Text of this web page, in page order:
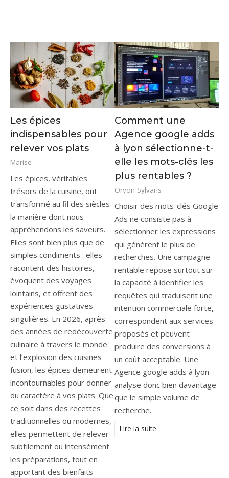
Les épices
indispensables pour
relever vos plats
Marise
Les épices, véritables
trésors de la cuisine, ont
transformé au fil des siècles
la manière dont nous
appréhendons les saveurs.
Elles sont bien plus que de
simples condiments : elles
racontent des histoires,
évoquent des voyages
lointains, et offrent des
expériences gustatives
singulières. En 2026, après
des années de redécouverte
culinaire à travers le monde
et l’explosion des cuisines
fusion, les épices demeurent
incontournables pour donner
du caractère à vos plats. Que
ce soit dans des recettes
traditionnelles ou modernes,
elles permettent de relever
subtilement ou intensément
les préparations, tout en
apportant des bienfaits
Comment une
Agence google adds
à lyon sélectionne-t-
elle les mots-clés les
plus rentables ?
Oryon Sylvaris
Choisir des mots-clés Google
Ads ne consiste pas à
sélectionner les expressions
qui génèrent le plus de
recherches. Une campagne
rentable repose surtout sur
la capacité à identifier les
requêtes qui traduisent une
intention commerciale forte,
correspondent aux services
proposés et peuvent
produire des conversions à
un coût acceptable. Une
Agence google adds à lyon
analyse donc bien davantage
que le simple volume de
recherche.
Lire la suite